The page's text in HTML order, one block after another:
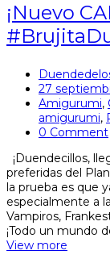
¡Nuevo
27
Amigurumi,
amigurumi,
0 Comment
¡Duendecillos,
preferidas del
la prueba es que
especialmente a
Vampiros,
¡Todo un mundo
View more